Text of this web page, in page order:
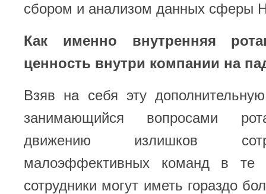
сбором и анализом данных сферы
Как именно внутренняя
ценность внутри компании на
Взяв на себя эту
занимающийся вопросами
движению излишков
малоэффективных команд в те
сотрудники могут иметь гораздо